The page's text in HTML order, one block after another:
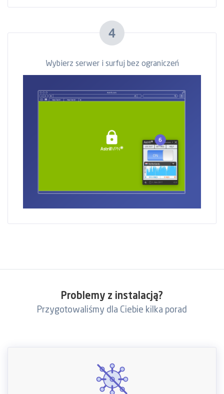
4
Wybierz serwer i surfuj bez ograniczeń
Problemy z instalacją?
Przygotowaliśmy dla Ciebie kilka porad